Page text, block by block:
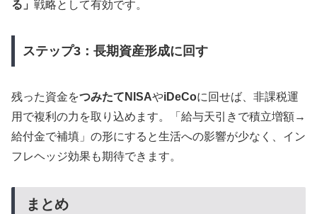
る」 戦略として有効です。
ステップ3：長期資産形成に回す
残った資金をつみたてNISAやiDeCoに回せば、非課税運
用で複利の力を取り込めます。「給与天引きで積立増額→
給付金で補填」の形にすると生活への影響が少なく、イン
フレヘッジ効果も期待できます。
まとめ